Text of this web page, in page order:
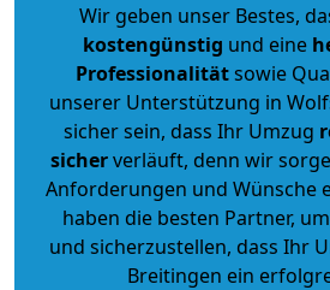
Wir geben unser Bestes,
kostengünstig und eine
Professionalitätsowie
unserer Unterstützung in
sicher sein, dass Ihr Umzug
sicherverläuft, denn wir
Anforderungen und Wünsche
haben die besten Partner,
und sicherzustellen, dass Ihr
Breitingen ein